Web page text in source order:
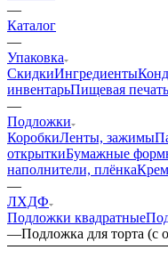
Главная
—
Каталог
—
Упаковка
СкидкиИнгредиенты
инвентарь
—
Подложки
КоробкиЛенты, зажимы
открыткиБумажные
наполнители, плёнка
—
ЛХДФ
Подложки квадратные
—Подложка для торта (с